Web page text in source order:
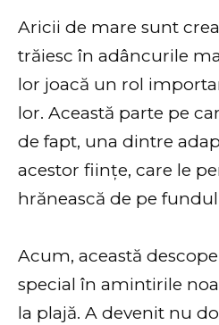
Aricii de mare sunt
trăiesc în adâncurile
lor joacă un rol
lor. Această parte pe
de fapt, una dintre
acestor ființe, care le
hrănească de pe
Acum, această
special în amintirile
la plajă. A devenit nu